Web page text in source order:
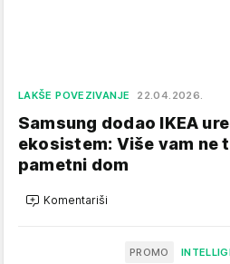
LAKŠE POVEZIVANJE 22.04.2026.
Samsung dodao IKEA
ekosistem: Više vam ne
pametni dom
Komentariši
PROMO